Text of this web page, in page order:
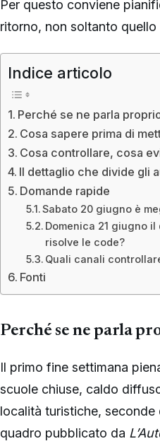
Per questo conviene
ritorno, non soltanto quello
Indice articolo
Perché se ne parla
Cosa sapere prima di
Cosa controllare, cosa
Il dettaglio che divide gli
Domande rapide
Sabato 20 giugno è
Domenica 21 giugno
risolve le code?
Quali canali
Fonti
Perché se ne parla
Il primo fine settimana
scuole chiuse, caldo
località turistiche, seconde
quadro pubblicato da